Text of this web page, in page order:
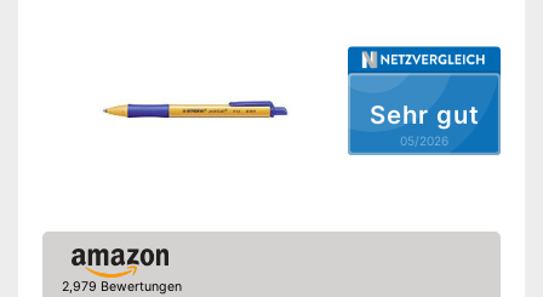
Sehr gut
05/2026
2,979 Bewertungen